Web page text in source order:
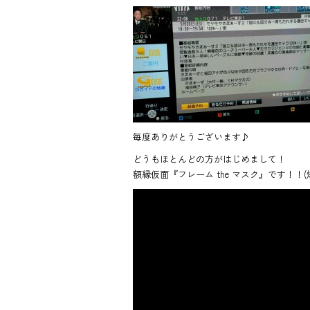
e
b
o
ok
毎度ありがとうございます♪
どうもほとんどの方がはじめまして！
額縁仮面『フレーム the マスク』です！！(